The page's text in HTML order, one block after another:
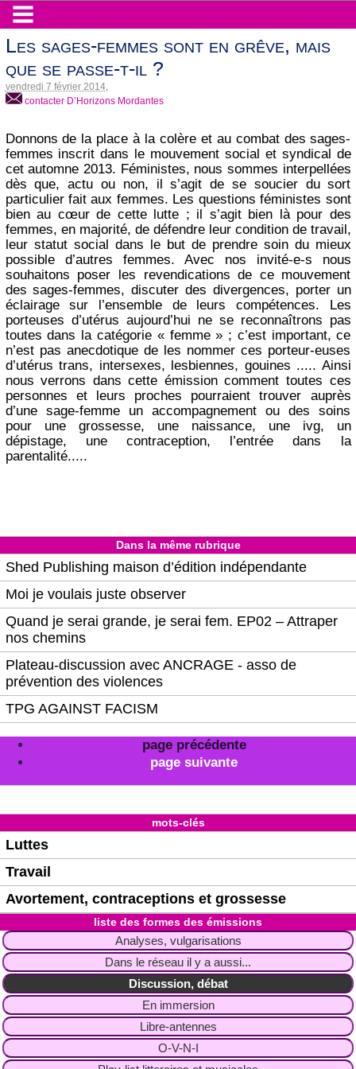
Les sages-femmes sont en grêve, mais
que se passe-t-il ?
vendredi 7 février 2014,
contacter D’Horizons Mordantes
Donnons de la place à la colère et au combat des sages-
femmes inscrit dans le mouvement social et syndical de
cet automne 2013. Féministes, nous sommes interpellées
dès que, actu ou non, il s’agit de se soucier du sort
particulier fait aux femmes. Les questions féministes sont
bien au cœur de cette lutte ; il s’agit bien là pour des
femmes, en majorité, de défendre leur condition de travail,
leur statut social dans le but de prendre soin du mieux
possible d’autres femmes. Avec nos invité-e-s nous
souhaitons poser les revendications de ce mouvement
des sages-femmes, discuter des divergences, porter un
éclairage sur l’ensemble de leurs compétences. Les
porteuses d’utérus aujourd’hui ne se reconnaîtrons pas
toutes dans la catégorie « femme » ; c’est important, ce
n’est pas anecdotique de les nommer ces porteur-euses
d’utérus trans, intersexes, lesbiennes, gouines ..... Ainsi
nous verrons dans cette émission comment toutes ces
personnes et leurs proches pourraient trouver auprès
d’une sage-femme un accompagnement ou des soins
pour une grossesse, une naissance, une ivg, un
dépistage, une contraception, l’entrée dans la
parentalité.....
Dans la même rubrique
Shed Publishing maison d’édition indépendante
Moi je voulais juste observer
Quand je serai grande, je serai fem. EP02 – Attraper
nos chemins
Plateau-discussion avec ANCRAGE - asso de
prévention des violences
TPG AGAINST FACISM
page précédente
page suivante
mots-clés
Luttes
Travail
Avortement, contraceptions et grossesse
liste des formes des émissions
Analyses, vulgarisations
Dans le réseau il y a aussi...
Discussion, débat
En immersion
Libre-antennes
O-V-N-I